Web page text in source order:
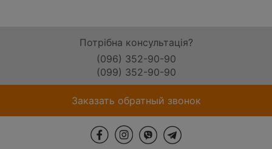
Потрібна консультація?
(096) 352-90-90
(099) 352-90-90
Заказать обратный звонок